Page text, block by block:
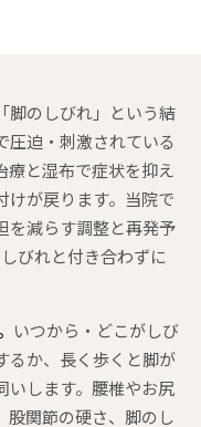
脚のしびれ」という結
圧迫・刺激されている
と湿布で症状を抑え
けが戻ります。当院で
を減らす調整と再発予
びれと付き合わずに
いつから・どこがしび
るか、長く歩くと脚が
いします。腰椎やお尻
股関節の硬さ、脚のし